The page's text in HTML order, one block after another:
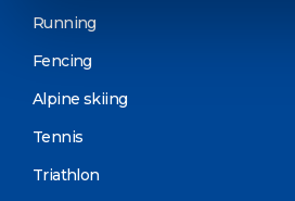
Running
Fencing
Alpine skiing
Tennis
Triathlon